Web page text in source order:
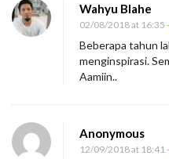
Wahyu Blahe
02/08/2018 at 16:35
Beberapa tahun
menginspirasi.
Aamiin..
Anonymous
12/09/2018 at 18:41